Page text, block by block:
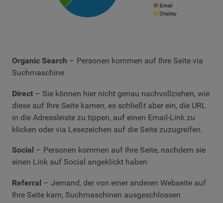
Organic Search – Personen kommen auf Ihre Seite via
Suchmaschine
Direct – Sie können hier nicht genau nachvollziehen, wie
diese auf Ihre Seite kamen, es schließt aber ein, die URL
in die Adressleiste zu tippen, auf einen Email-Link zu
klicken oder via Lesezeichen auf die Seite zuzugreifen.
Social – Personen kommen auf Ihre Seite, nachdem sie
einen Link auf Social angeklickt haben
Referral – Jemand, der von einer anderen Webseite auf
Ihre Seite kam, Suchmaschinen ausgeschlossen